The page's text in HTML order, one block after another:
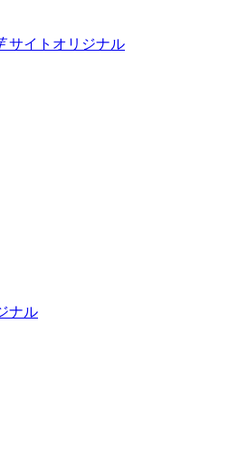
サイトオリジナル
ナル